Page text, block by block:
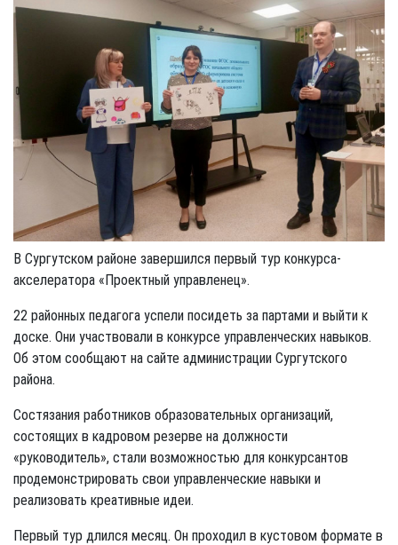
В Сургутском районе завершился первый тур конкурса-
акселератора «Проектный управленец».
22 районных педагога успели посидеть за партами и выйти к
доске. Они участвовали в конкурсе управленческих навыков.
Об этом сообщают на сайте администрации Сургутского
района.
Состязания работников образовательных организаций,
состоящих в кадровом резерве на должности
«руководитель», стали возможностью для конкурсантов
продемонстрировать свои управленческие навыки и
реализовать креативные идеи.
Первый тур длился месяц. Он проходил в кустовом формате в